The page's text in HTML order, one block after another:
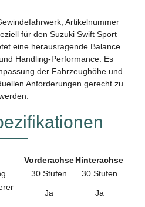
Artikelnummer
für den Suzuki Swift Sport
eine herausragende Balance
Handling-Performance. Es
der Fahrzeughöhe und
Anforderungen gerecht zu
VorderachseHinterachse
30 Stufen
30 Stufen
Ja Ja